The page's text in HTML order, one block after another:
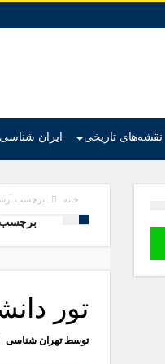
نقشه‌های تاریخی ایران شناسی
خانه برچسب
برچسب
تور
توسطتهران شناسی